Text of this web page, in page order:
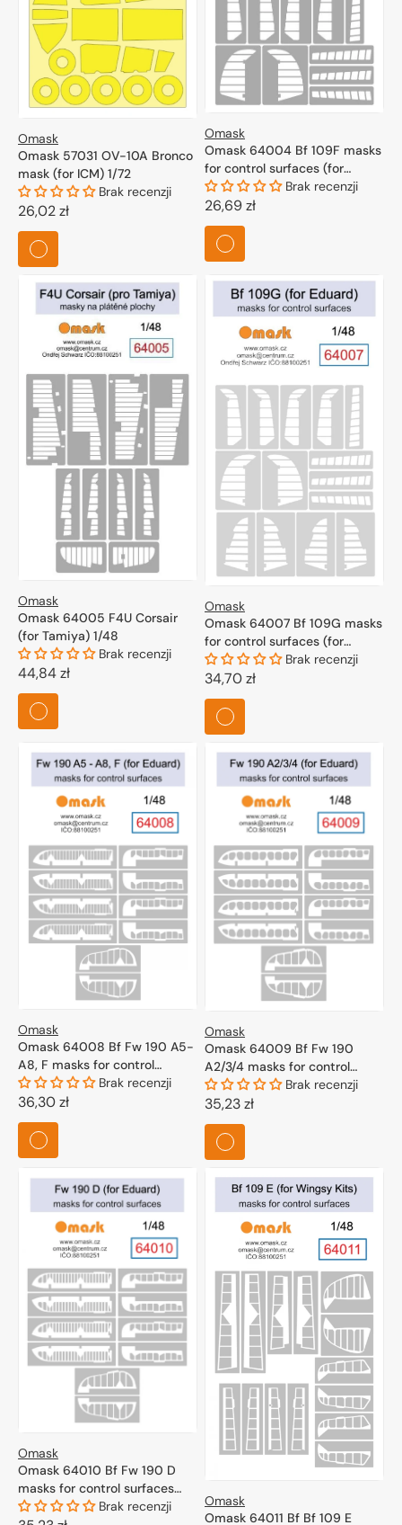
Omask
Omask 57031 OV-10A Bronco
mask (for ICM) 1/72
Brak recenzji
Cena
regularna
26,02 zł
Omask
Omask 64004 Bf 109F masks
for control surfaces (for
Eduard) 1/48 Brak recenzji
Cena
regularna
26,69 zł
Omask
Omask 64005 F4U Corsair
(for Tamiya) 1/48
Brak recenzji
Cena
regularna
44,84 zł
Omask
Omask 64007 Bf 109G masks
for control surfaces (for
Eduard) 1/48 Brak recenzji
Cena
regularna
34,70 zł
Omask
Omask 64008 Bf Fw 190 A5-
A8, F masks for control
surfaces (for Eduard) 1/48
Brak recenzji
Cena
regularna
36,30 zł
Omask
Omask 64009 Bf Fw 190
A2/3/4 masks for control
surfaces (for Eduard) 1/48
Brak recenzji
Cena
regularna
35,23 zł
Omask
Omask 64010 Bf Fw 190 D
masks for control surfaces
(for Eduard) 1/48Brak recenzji
Omask
Omask 64011 Bf Bf 109 E